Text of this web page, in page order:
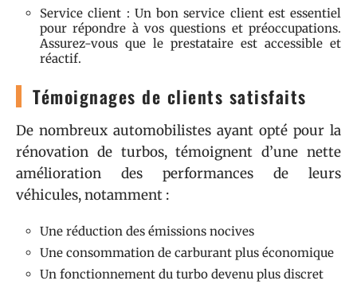
Service client : Un bon service client est essentiel
pour répondre à vos questions et préoccupations.
Assurez-vous que le prestataire est accessible et
réactif.
Témoignages de clients satisfaits
De nombreux automobilistes ayant opté pour la
rénovation de turbos, témoignent d’une nette
amélioration des performances de leurs
véhicules, notamment :
Une réduction des émissions nocives
Une consommation de carburant plus économique
Un fonctionnement du turbo devenu plus discret